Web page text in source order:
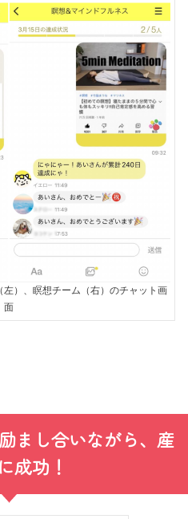
）、瞑想チーム（右）のチャット画
面
まし合いながら、産
成功！